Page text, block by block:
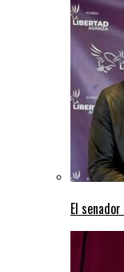
El